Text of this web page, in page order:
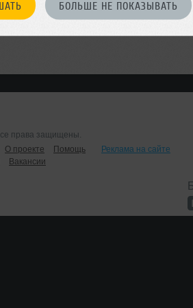
БОЛЬШЕ НЕ ПОКАЗЫВАТЬ
права защищены.
О проекте Помощь
Реклама на сайте
Вакансии